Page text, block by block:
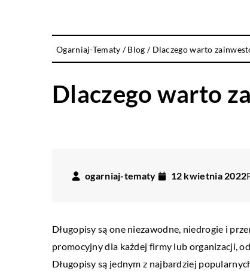
Ogarniaj-Tematy /Blog / Dlaczego warto
Dlaczego warto
ogarniaj-tematy 12 kwietnia 2022
Długopisy są one niezawodne, niedrogie i
promocyjny dla każdej firmy lub organizacji,
Długopisy są jednym z najbardziej
10 marca 2020
Jak przygotować